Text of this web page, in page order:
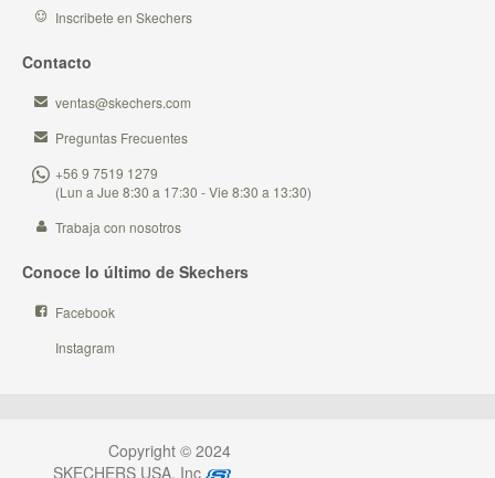
Inscribete en Skechers
Contacto
ventas@skechers.com
Preguntas Frecuentes
+56 9 7519 1279
(Lun a Jue 8:30 a 17:30 - Vie 8:30 a 13:30)
Trabaja con nosotros
Conoce lo último de Skechers
Facebook
Instagram
Copyright © 2024
SKECHERS USA, Inc